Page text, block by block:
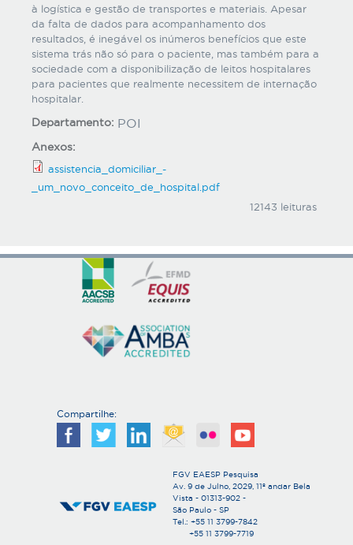
à logística e gestão de transportes e materiais. Apesar
da falta de dados para acompanhamento dos
resultados, é inegável os inúmeros benefícios que este
sistema trás não só para o paciente, mas também para a
sociedade com a disponibilização de leitos hospitalares
para pacientes que realmente necessitem de internação
hospitalar.
Departamento: POI
Anexos:
assistencia_domiciliar_-
_um_novo_conceito_de_hospital.pdf
12143 leituras
Compartilhe:
FGV EAESP Pesquisa
Av. 9 de Julho, 2029, 11º andar Bela
Vista - 01313-902 -
São Paulo - SP
Tel.: +55 11 3799-7842
+55 11 3799-7719